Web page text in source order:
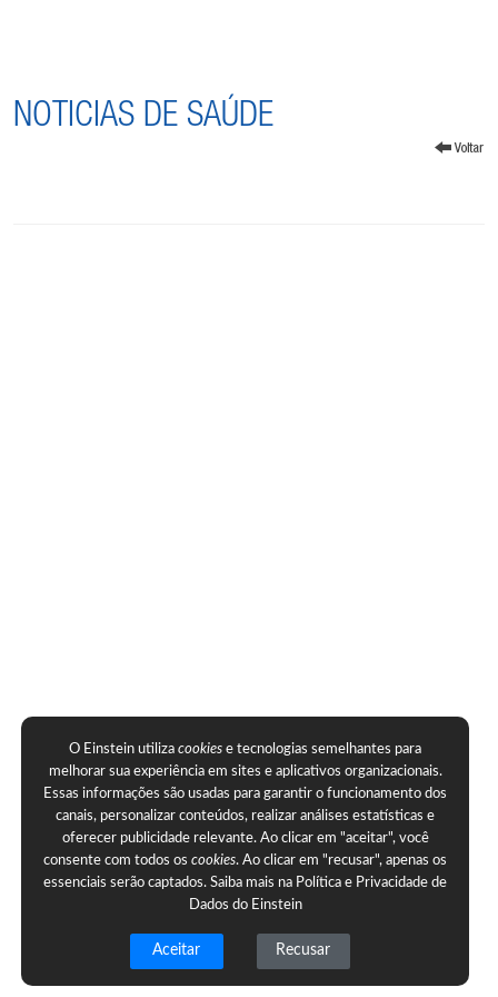
NOTICIAS DE SAÚDE
O Einstein utilizacookies e tecnologias semelhantes para
melhorar sua experiência em sites e aplicativos organizacionais.
Essas informações são usadas para garantir o funcionamento dos
canais, personalizar conteúdos, realizar análises estatísticas e
oferecer publicidade relevante. Ao clicar em "aceitar", você
consente com todos oscookies. Ao clicar em "recusar", apenas os
essenciais serão captados. Saiba mais na Política e Privacidade de
Dados do Einstein
Aceitar Recusar